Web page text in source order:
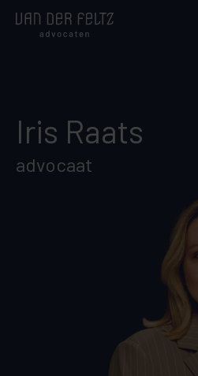
Iris Raats
advocaat